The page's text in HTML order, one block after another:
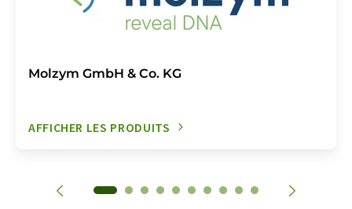
Molzym GmbH & Co. KG
AFFICHER LES PRODUITS